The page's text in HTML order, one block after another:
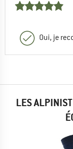
Oui, je
LES